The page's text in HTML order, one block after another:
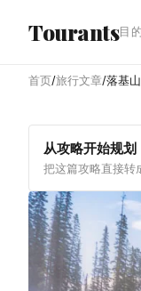
Tourants目
首页/旅行文章/落基
从攻略开始规划
把这篇攻略直接转